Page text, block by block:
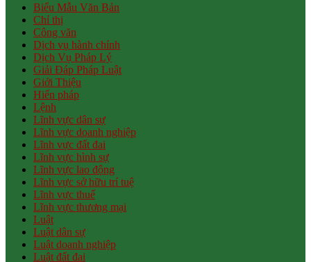
Biểu Mẫu Văn Bản
Chỉ thị
Công văn
Dịch vụ hành chính
Dịch Vụ Pháp Lý
Giải Đáp Pháp Luật
Giới Thiệu
Hiến pháp
Lệnh
Lĩnh vực dân sự
Lĩnh vực doanh nghiệp
Lĩnh vực đất đai
Lĩnh vực hình sự
Lĩnh vực lao động
Lĩnh vực sở hữu trí tuệ
Lĩnh vực thuế
Lĩnh vực thương mại
Luật
Luật dân sự
Luật doanh nghiệp
Luật đất đai